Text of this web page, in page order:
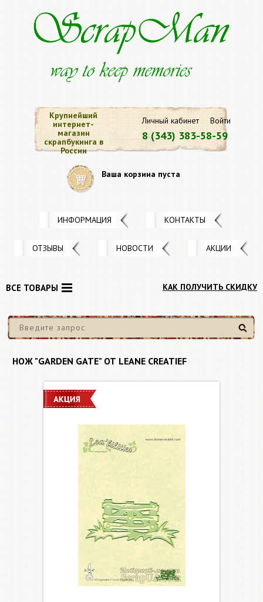
Личный кабинет Войти
8 (343) 383-58-59
Крупнейший
интернет-
магазин
скрапбукинга в
России
Ваша корзина пуста
ИНФОРМАЦИЯ КОНТАКТЫ
ОТЗЫВЫ НОВОСТИ АКЦИИ
КАК ПОЛУЧИТЬ СКИДКУ
Найти
ВСЕ ТОВАРЫ
НОЖ "GARDEN GATE" ОТ LEANE CREATIEF